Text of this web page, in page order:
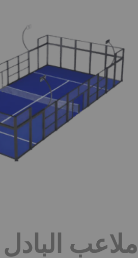
ملاعب البادل